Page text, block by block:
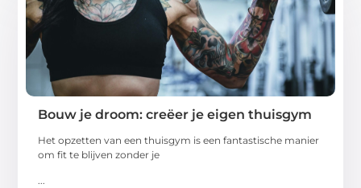
Bouw je droom: creëer je eigen thuisgym
Het opzetten van een thuisgym is een fantastische manier
om fit te blijven zonder je
...